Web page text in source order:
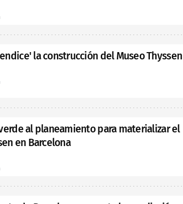
la construcción del Museo Thyssen
al planeamiento para materializar el
en Barcelona